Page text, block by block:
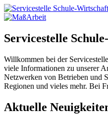
Servicestelle
Willkommen bei der
viele Informationen zu unserer
Netzwerken von Betrieben und
Regionen und vieles mehr. Bei
Aktuelle